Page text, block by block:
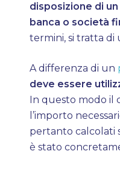
disposizione di
banca o società
termini, si tratta di
A differenza di un
deve essere
In questo modo il
l’importo
pertanto calcolati
è stato